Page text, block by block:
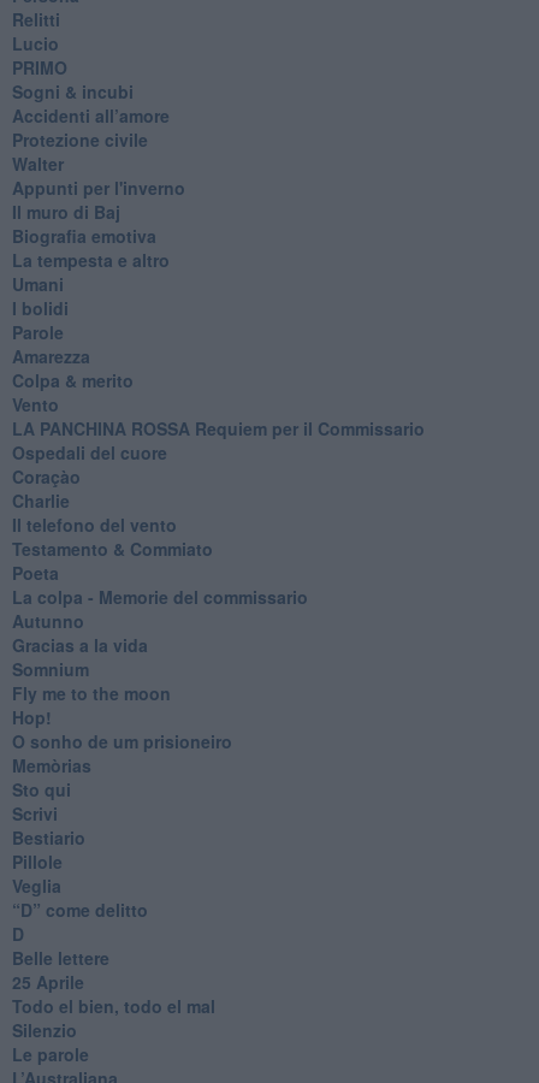
Relitti
Lucio
PRIMO
Sogni & incubi
Accidenti all’amore
Protezione civile
Walter
Appunti per l'inverno
Il muro di Baj
Biografia emotiva
La tempesta e altro
Umani
I bolidi
Parole
Amarezza
Colpa & merito
Vento
​LA PANCHINA ROSSA Requiem per il Commissario
Ospedali del cuore
Coraçào
Charlie
Il telefono del vento
Testamento & Commiato
Poeta
​La colpa - Memorie del commissario
Autunno
Gracias a la vida
Somnium
Fly me to the moon
Hop!
O sonho de um prisioneiro
Memòrias
Sto qui
Scrivi
Bestiario
Pillole
Veglia
​“D” come delitto
D
Belle lettere
25 Aprile
Todo el bien, todo el mal
Silenzio
Le parole
​L’Australiana